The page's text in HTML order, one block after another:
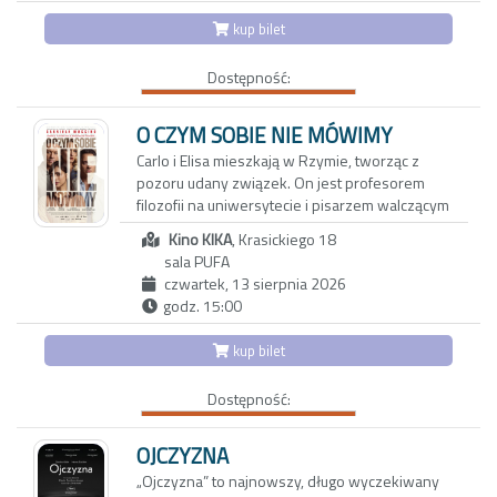
powojennym Nagasaki, z którego Etsuko
wyjechała do Wielkiej Brytanii, ani o
Japonię jej starsza córka Keiko. Wyznania
Etsuko pełne są luk, uników i przemilczeń;
każde wspomnienie może być zarówno
tropem prowadzącym do prawdy, jak i zasłoną
chroniącą przed bolesną pamięcią.
kup bilet
Dostępność:
O CZYM SOBIE NIE MÓWIMY
Carlo i Elisa mieszkają w Rzymie, tworząc z
pozoru udany związek. On jest profesorem
filozofii na uniwersytecie i pisarzem walczącym
z kryzysem twórczym. Ona z kolei to
utalentowana, błyskotliwa dziennikarka, której
felietony ukazują się w międzynarodowych
magazynach lifestylowych. Do ich trwającego
od dwóch dekad związku wkrada się coraz
więcej rutyny oraz dystansu.
wyjazd do Maroka w towarzystwie
wieloletnich przyjaciół: Anny i Paola oraz ich
trzynastoletniej córki Vittorii - inteligentnej,
dociekliwej i ekscentrycznej nastolatki.
Kino KIKA, Krasickiego 18
sala PUFA
czwartek, 13 sierpnia 2026
godz. 15:00
kup bilet
Dostępność:
OJCZYZNA
„Ojczyzna” to najnowszy, długo wyczekiwany